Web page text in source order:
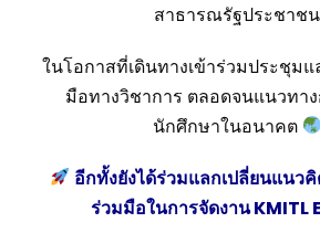
สาธารณรัฐประชาช
ในโอกาสที่เดินทางเข้าร่วมประชุม
มือทางวิชาการ ตลอดจนแนวทา
นักศึกษาในอนาคต
อีกทั้งยังได้ร่วมแลกเปลี่ยนแนว
ร่วมมือในการจัดงาน KMITL